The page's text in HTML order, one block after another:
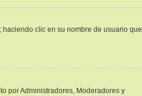
clic en su nombre de usuario que
por Administradores, Moderadores y